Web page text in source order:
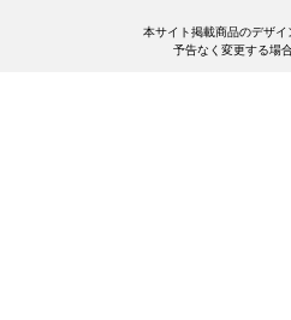
本サイト掲載商品のデザイ
予告なく変更する場